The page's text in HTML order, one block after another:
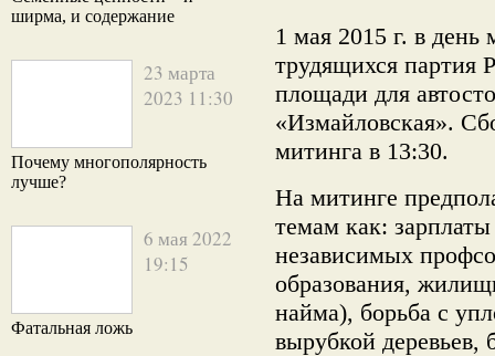
ширма, и содержание
23 марта
2023 11:30
Почему многополярность
лучше?
6 мая 2022
19:15
Фатальная ложь
1 мая 2015 г. в
трудящихся
площади для
«Измайловская».
митинга в 13:30.
На митинге
темам как:
независимых
образования,
найма), борьба с
вырубкой деревьев,